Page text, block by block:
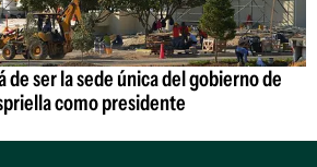
de ser la sede única del gobierno de
como presidente